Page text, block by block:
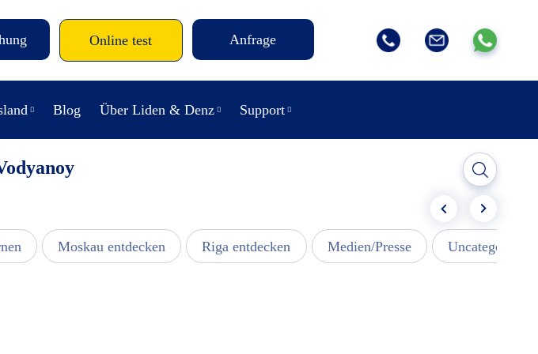
Online test Anfrage
Blog Über Liden & Denz Support
Moskau entdecken Riga entdecken Medien/Presse Uncategorized